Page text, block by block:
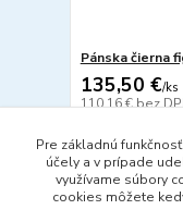
Pánska čierna
135,50 €/ks
110,16 €bez
Pre základnú
účely a v prípade
využívame súbory
cookies môžete